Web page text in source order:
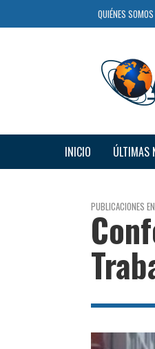
QUIÉNES SOMOS
INICIO ÚLTIMAS
PUBLICACIONES